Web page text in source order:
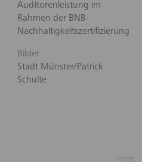
Auditorenleistung im
Rahmen der BNB-
Nachhaltigkeitszertifizierung
Bilder
Stadt Münster/Patrick
Schulte